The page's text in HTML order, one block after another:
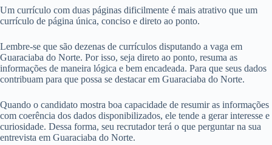
Um currículo com duas páginas dificilmente é mais atrativo que um
currículo de página única, conciso e direto ao ponto.
Lembre-se que são dezenas de currículos disputando a vaga em
Guaraciaba do Norte. Por isso, seja direto ao ponto, resuma as
informações de maneira lógica e bem encadeada. Para que seus dados
contribuam para que possa se destacar em Guaraciaba do Norte.
Quando o candidato mostra boa capacidade de resumir as informações
com coerência dos dados disponibilizados, ele tende a gerar interesse e
curiosidade. Dessa forma, seu recrutador terá o que perguntar na sua
entrevista em Guaraciaba do Norte.